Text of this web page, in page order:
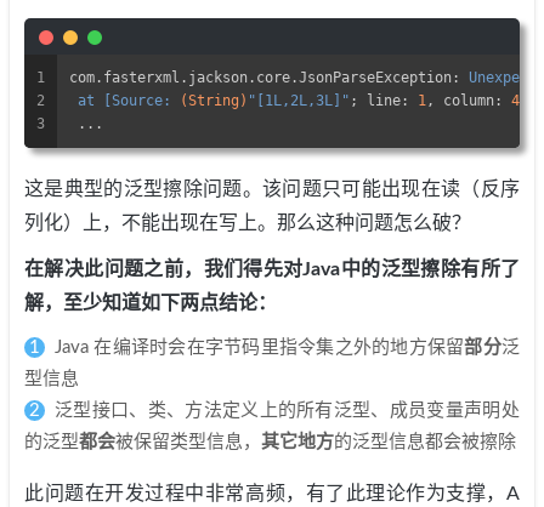
1
2
3
com.fasterxml.jackson.core.JsonParseException:
at [Source:
(String) "[1L,2L,3L]" ; line: 1, column: 4
...
这是典型的泛型擦除问题。该问题只可能出现在读（反序
列化）上，不能出现在写上。那么这种问题怎么破？
在解决此问题之前，我们得先对Java中的泛型擦除有所了
解，至少知道如下两点结论：
Java 在编译时会在字节码里指令集之外的地方保留部分泛
型信息
泛型接口、类、方法定义上的所有泛型、成员变量声明处
的泛型都会被保留类型信息， 其它地方的泛型信息都会被擦除
此问题在开发过程中非常高频，有了此理论作为支撑，A